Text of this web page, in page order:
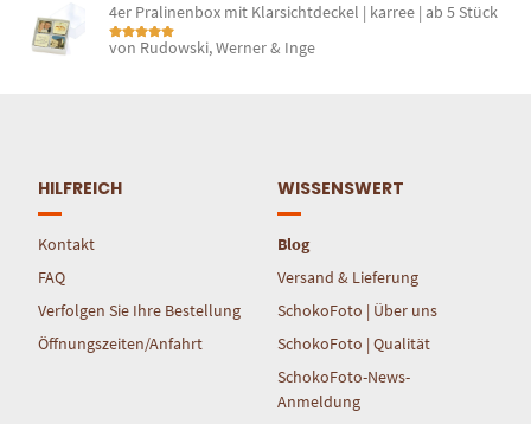
4er Pralinenbox mit Klarsichtdeckel | karree | ab 5 Stück
Bewertet mit
von Rudowski, Werner & Inge
HILFREICH
Kontakt
FAQ
Verfolgen Sie Ihre Bestellung
Öffnungszeiten/Anfahrt
WISSENSWERT
Blog
Versand & Lieferung
SchokoFoto | Über uns
SchokoFoto | Qualität
SchokoFoto-News-
Anmeldung